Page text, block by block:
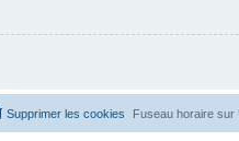
Fuseau horaire sur
Supprimer les cookies